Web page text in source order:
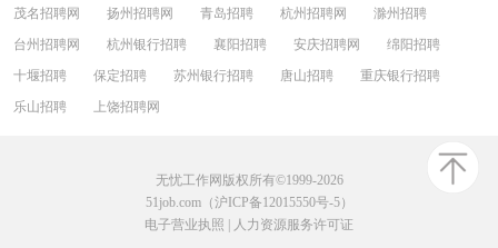
茂名招聘网
扬州招聘网 青岛招聘 杭州招聘网
滁州招聘
台州招聘网
杭州银行招聘 襄阳招聘 安庆招聘网
绵阳招聘
十堰招聘
保定招聘 苏州银行招聘 唐山招聘
重庆银行招聘
乐山招聘
上饶招聘网
无忧工作网版权所有©1999-2026
51job.com（沪ICP备12015550号-5）
电子营业执照
人力资源服务许可证